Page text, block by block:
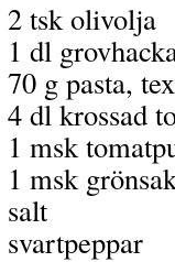
2 tsk olivolja
1 dl
70 g pasta,
4 dl krossad
1 msk
1 msk
salt
svartpeppar